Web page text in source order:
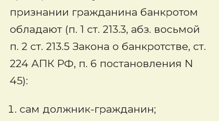
признании гражданина банкротом
обладают (п. 1 ст. 213.3, абз. восьмой
п. 2 ст. 213.5 Закона о банкротстве, ст.
224 АПК РФ, п. 6 постановления N
45):
сам должник-гражданин;